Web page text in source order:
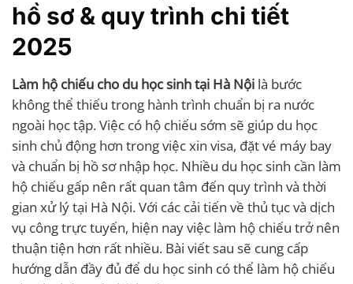
hồ sơ & quy trình chi tiết
2025
Làm hộ chiếu cho du học sinh tại Hà Nội là bước
không thể thiếu trong hành trình chuẩn bị ra nước
ngoài học tập. Việc có hộ chiếu sớm sẽ giúp du học
sinh chủ động hơn trong việc xin visa, đặt vé máy bay
và chuẩn bị hồ sơ nhập học. Nhiều du học sinh cần làm
hộ chiếu gấp nên rất quan tâm đến quy trình và thời
gian xử lý tại Hà Nội. Với các cải tiến về thủ tục và dịch
vụ công trực tuyến, hiện nay việc làm hộ chiếu trở nên
thuận tiện hơn rất nhiều. Bài viết sau sẽ cung cấp
hướng dẫn đầy đủ để du học sinh có thể làm hộ chiếu